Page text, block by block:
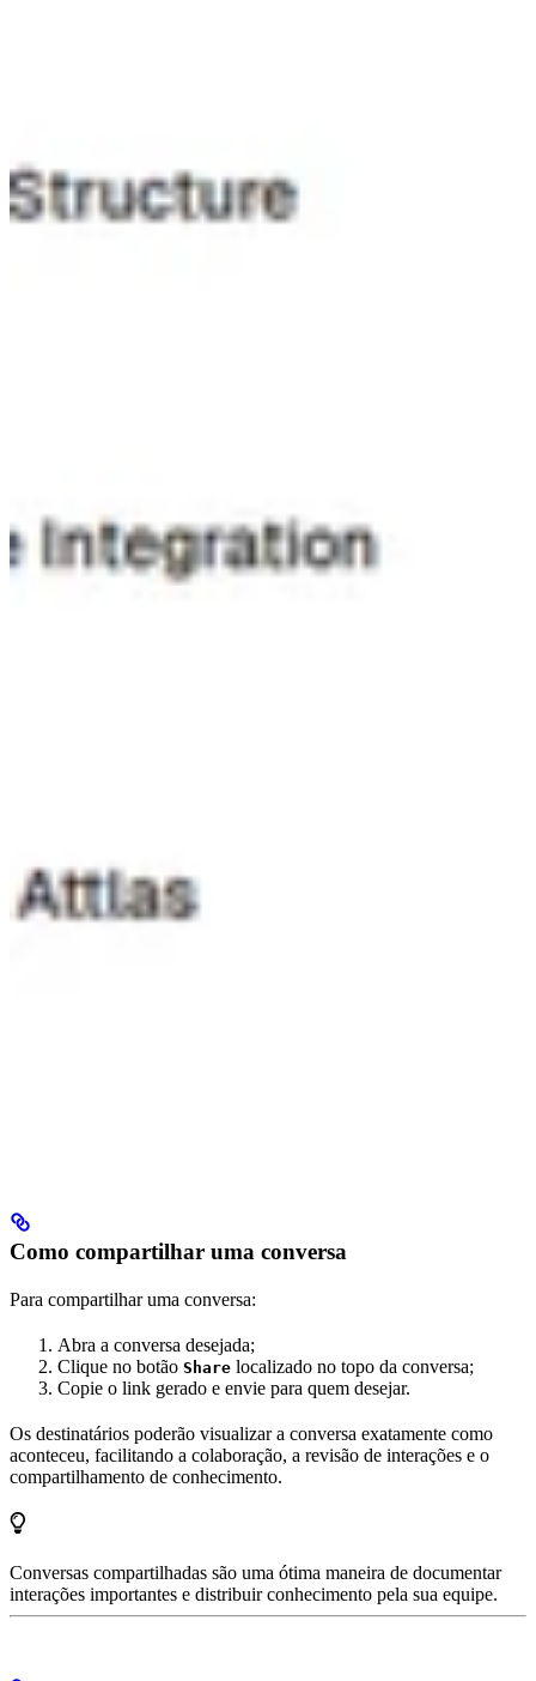
Como compartilhar uma conversa
Para compartilhar uma conversa:
Abra a conversa desejada;
Clique no botão Share localizado no topo da conversa;
Copie o link gerado e envie para quem desejar.
Os destinatários poderão visualizar a conversa exatamente como
aconteceu, facilitando a colaboração, a revisão de interações e o
compartilhamento de conhecimento.
Conversas compartilhadas são uma ótima maneira de documentar
interações importantes e distribuir conhecimento pela sua equipe.